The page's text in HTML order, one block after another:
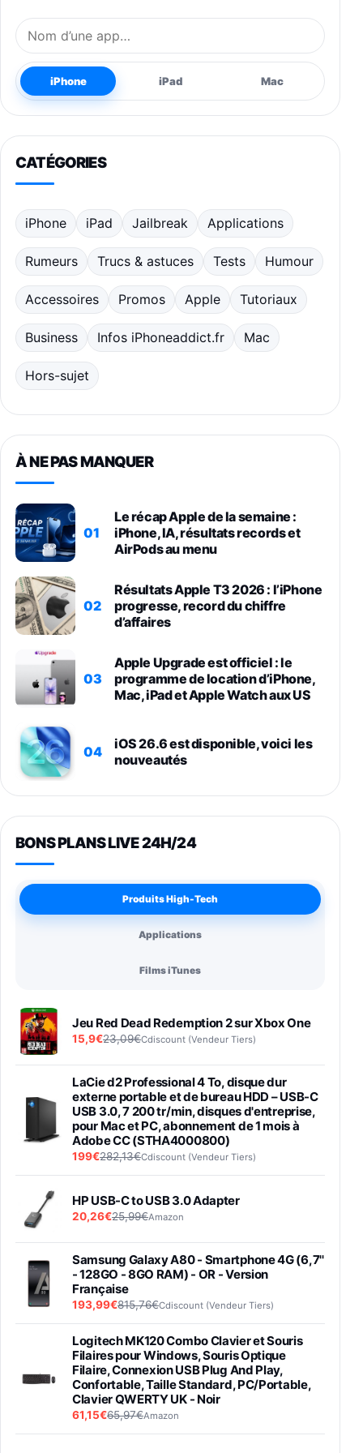
Nom de l’application
iPhone iPad Mac
CATÉGORIES
iPhone iPad Jailbreak Applications
Rumeurs Trucs & astuces Tests Humour
Accessoires Promos Apple Tutoriaux
Business Infos iPhoneaddict.fr Mac
Hors-sujet
À NE PAS MANQUER
01
Le récap Apple de la semaine :
iPhone, IA, résultats records et
AirPods au menu
02
Résultats Apple T3 2026 : l’iPhone
progresse, record du chiffre
d’affaires
03
Apple Upgrade est officiel : le
programme de location d’iPhone,
Mac, iPad et Apple Watch aux US
04
iOS 26.6 est disponible, voici les
nouveautés
BONS PLANS LIVE 24H/24
Produits High-Tech
Applications
Films iTunes
Jeu Red Dead Redemption 2 sur Xbox One
15,9€23,09€Cdiscount (Vendeur Tiers)
LaCie d2 Professional 4 To, disque dur
externe portable et de bureau HDD – USB-C
USB 3.0, 7 200 tr/min, disques d'entreprise,
pour Mac et PC, abonnement de 1 mois à
Adobe CC (STHA4000800)
199€282,13€Cdiscount (Vendeur Tiers)
HP USB-C to USB 3.0 Adapter
20,26€25,99€Amazon
Samsung Galaxy A80 - Smartphone 4G (6,7''
- 128GO - 8GO RAM) - OR - Version
Française
193,99€815,76€Cdiscount (Vendeur Tiers)
Logitech MK120 Combo Clavier et Souris
Filaires pour Windows, Souris Optique
Filaire, Connexion USB Plug And Play,
Confortable, Taille Standard, PC/Portable,
Clavier QWERTY UK - Noir
61,15€65,97€Amazon